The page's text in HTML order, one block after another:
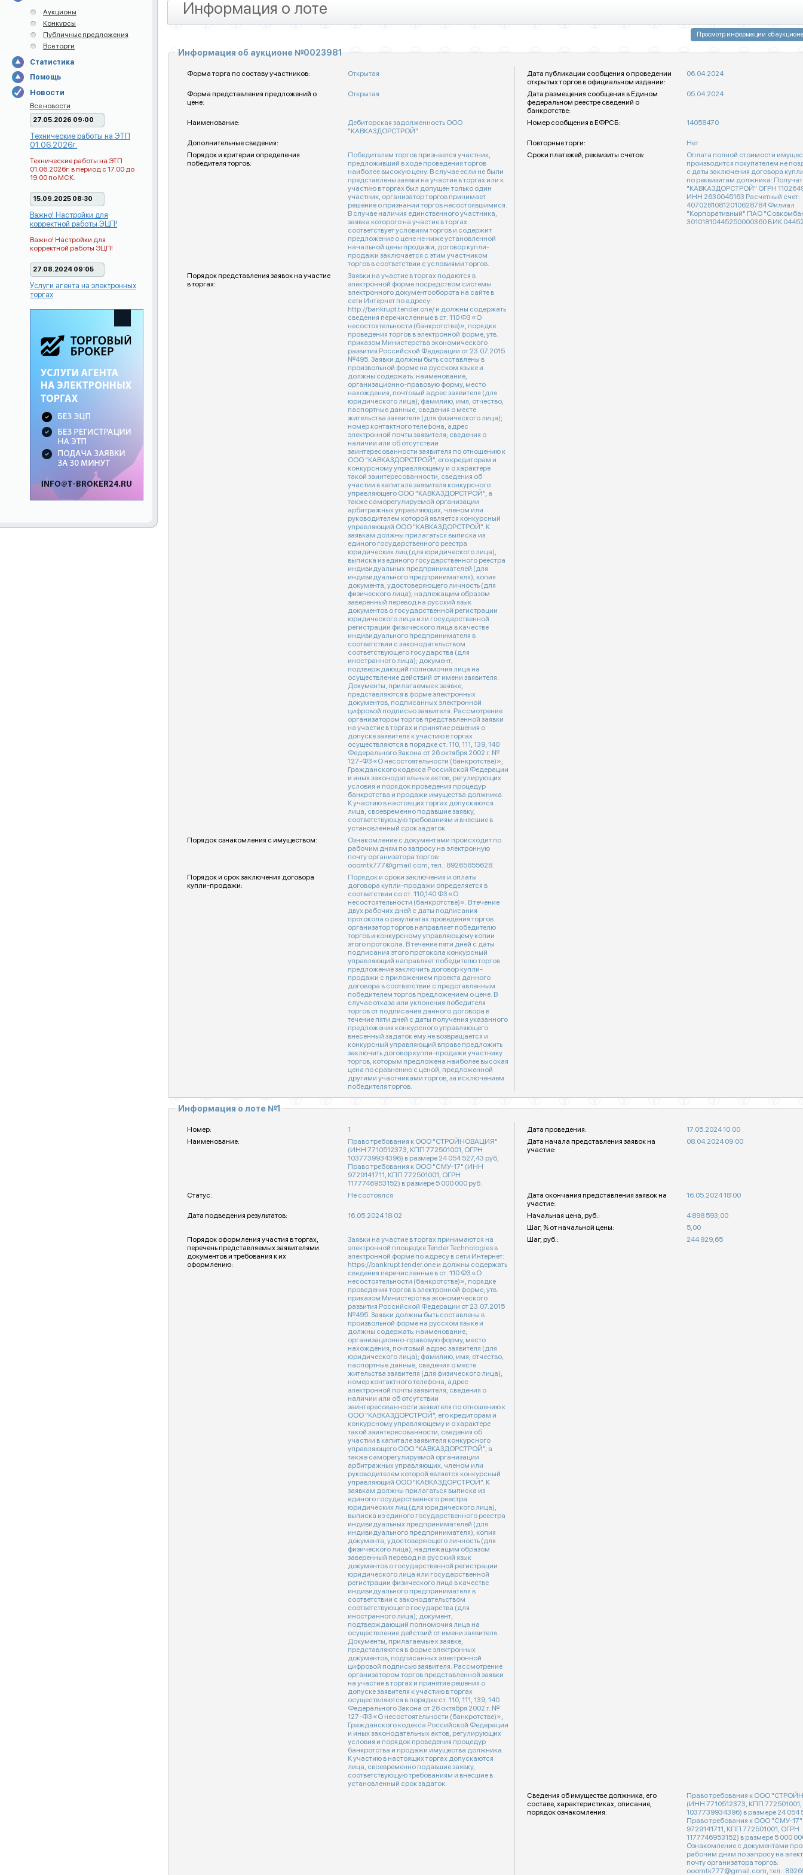
Аукционы
Конкурсы
Публичные предложения
Все торги
Статистика
Помощь
Новости
Все новости
27.05.2026 09:00
Технические работы на ЭТП
01.06.2026г.
Технические работы на ЭТП
01.06.2026г. в период с 17.00 до
19.00 по МСК.
15.09.2025 08:30
Важно! Настройки для
корректной работы ЭЦП!
Важно! Настройки для
корректной работы ЭЦП!
27.08.2024 09:05
Услуги агента на электронных
торгах
Информация о лоте
Информация об аукционе №0023981
Форма торга по составу участников: Открытая
Дата публикации сообщения о проведении
открытых торгов в официальном издании:
06.04.2024
Форма представления предложений о
цене:
Открытая
Дата размещения сообщения в Едином
федеральном реестре сведений о
банкротстве:
05.04.2024
Наименование:
Дебиторская задолженность ООО
"КАВКАЗДОРСТРОЙ"
Номер сообщения в ЕФРСБ: 14058470
Дополнительные сведения: Повторные торги:
Нет
Порядок и критерии определения
победителя торгов:
Победителем торгов признается участник,
предложивший в ходе проведения торгов
наиболее высокую цену. В случае если не были
представлены заявки на участие в торгах или к
участию в торгах был допущен только один
участник, организатор торгов принимает
решение о признании торгов несостоявшимися.
В случае наличия единственного участника,
заявка которого на участие в торгах
соответствует условиям торгов и содержит
предложение о цене не ниже установленной
начальной цены продажи, договор купли-
продажи заключается с этим участником
торгов в соответствии с условиями торгов.
Сроки платежей, реквизиты счетов:
Оплата полной стоимости
производится покупателем не
с даты заключения договора
по реквизитам должника:
"КАВКАЗДОРСТРОЙ" ОГРН 1102649001047,
ИНН 2630045163 Расчетный счет:
40702810812010628784 Филиал
"Корпоративный" ПАО "Совкомбанк"
30101810445250000360
Порядок представления заявок на участие
в торгах:
Заявки на участие в торгах подаются в
электронной форме посредством системы
электронного документооборота на сайте в
сети Интернет по адресу:
http://bankrupt.tender.one/ и должны содержать
сведения перечисленные в ст. 110 ФЗ «О
несостоятельности (банкротстве)», порядке
проведения торгов в электронной форме, утв.
приказом Министерства экономического
развития Российской Федерации от 23.07.2015
№495. Заявки должны быть составлены в
произвольной форме на русском языке и
должны содержать: наименование,
организационно-правовую форму, место
нахождения, почтовый адрес заявителя (для
юридического лица); фамилию, имя, отчество,
паспортные данные, сведения о месте
жительства заявителя (для физического лица);
номер контактного телефона, адрес
электронной почты заявителя; сведения о
наличии или об отсутствии
заинтересованности заявителя по отношению к
ООО "КАВКАЗДОРСТРОЙ", его кредиторам и
конкурсному управляющему и о характере
такой заинтересованности, сведения об
участии в капитале заявителя конкурсного
управляющего ООО "КАВКАЗДОРСТРОЙ", а
также саморегулируемой организации
арбитражных управляющих, членом или
руководителем которой является конкурсный
управляющий ООО "КАВКАЗДОРСТРОЙ". К
заявкам должны прилагаться выписка из
единого государственного реестра
юридических лиц (для юридического лица),
выписка из единого государственного реестра
индивидуальных предпринимателей (для
индивидуального предпринимателя), копия
документа, удостоверяющего личность (для
физического лица); надлежащим образом
заверенный перевод на русский язык
документов о государственной регистрации
юридического лица или государственной
регистрации физического лица в качестве
индивидуального предпринимателя в
соответствии с законодательством
соответствующего государства (для
иностранного лица); документ,
подтверждающий полномочия лица на
осуществление действий от имени заявителя.
Документы, прилагаемые к заявке,
представляются в форме электронных
документов, подписанных электронной
цифровой подписью заявителя. Рассмотрение
организатором торгов представленной заявки
на участие в торгах и принятие решения о
допуске заявителя к участию в торгах
осуществляются в порядке ст. 110, 111, 139, 140
Федерального Закона от 26 октября 2002 г. №
127-ФЗ «О несостоятельности (банкротстве)»,
Гражданского кодекса Российской Федерации
и иных законодательных актов, регулирующих
условия и порядок проведения процедур
банкротства и продажи имущества должника.
К участию в настоящих торгах допускаются
лица, своевременно подавшие заявку,
соответствующую требованиям и внесшие в
установленный срок задаток.
Порядок ознакомления с имуществом:
Ознакомление с документами происходит по
рабочим дням по запросу на электронную
почту организатора торгов:
ooomtk777@gmail.com, тел.: 89265855628.
Порядок и срок заключения договора
купли-продажи:
Порядок и сроки заключения и оплаты
договора купли-продажи определяется в
соответствии со ст. 110,140 ФЗ «О
несостоятельности (банкротстве)». В течение
двух рабочих дней с даты подписания
протокола о результатах проведения торгов
организатор торгов направляет победителю
торгов и конкурсному управляющему копии
этого протокола. В течение пяти дней с даты
подписания этого протокола конкурсный
управляющий направляет победителю торгов
предложение заключить договор купли-
продажи с приложением проекта данного
договора в соответствии с представленным
победителем торгов предложением о цене. В
случае отказа или уклонения победителя
торгов от подписания данного договора в
течение пяти дней с даты получения указанного
предложения конкурсного управляющего
внесенный задаток ему не возвращается и
конкурсный управляющий вправе предложить
заключить договор купли-продажи участнику
торгов, которым предложена наиболее высокая
цена по сравнению с ценой, предложенной
другими участниками торгов, за исключением
победителя торгов.
Информация о лоте №1
Номер: 1 Дата проведения:
17.05.2024 10:00
Наименование:
Право требования к ООО "СТРОЙНОВАЦИЯ"
(ИНН 7710512373, КПП 772501001, ОГРН
1037739934396) в размере 24 054 527,43 руб;
Право требования к ООО "СМУ-17" (ИНН
9729141711, КПП 772501001, ОГРН
1177746953152) в размере 5 000 000 руб.
Дата начала представления заявок на
участие:
08.04.2024 09:00
Статус: Не состоялся
Дата окончания представления заявок на
участие:
16.05.2024 18:00
Дата подведения результатов: 16.05.2024 18:02 Начальная цена, руб.:
4 898 593,00
Шаг, % от начальной цены:
5,00
Порядок оформления участия в торгах,
перечень представляемых заявителями
документов и требования к их
оформлению:
Заявки на участие в торгах принимаются на
электронной площадке Tender Technologies в
электронной форме по адресу в сети Интернет:
https://bankrupt.tender.one и должны содержать
сведения перечисленные в ст. 110 ФЗ «О
несостоятельности (банкротстве)», порядке
проведения торгов в электронной форме, утв.
приказом Министерства экономического
развития Российской Федерации от 23.07.2015
№495. Заявки должны быть составлены в
произвольной форме на русском языке и
должны содержать: наименование,
организационно-правовую форму, место
нахождения, почтовый адрес заявителя (для
юридического лица); фамилию, имя, отчество,
паспортные данные, сведения о месте
жительства заявителя (для физического лица);
номер контактного телефона, адрес
электронной почты заявителя; сведения о
наличии или об отсутствии
заинтересованности заявителя по отношению к
ООО "КАВКАЗДОРСТРОЙ", его кредиторам и
конкурсному управляющему и о характере
такой заинтересованности, сведения об
участии в капитале заявителя конкурсного
управляющего ООО "КАВКАЗДОРСТРОЙ", а
также саморегулируемой организации
арбитражных управляющих, членом или
руководителем которой является конкурсный
управляющий ООО "КАВКАЗДОРСТРОЙ". К
заявкам должны прилагаться выписка из
единого государственного реестра
юридических лиц (для юридического лица),
выписка из единого государственного реестра
индивидуальных предпринимателей (для
индивидуального предпринимателя), копия
документа, удостоверяющего личность (для
физического лица); надлежащим образом
заверенный перевод на русский язык
документов о государственной регистрации
юридического лица или государственной
регистрации физического лица в качестве
индивидуального предпринимателя в
соответствии с законодательством
соответствующего государства (для
иностранного лица); документ,
подтверждающий полномочия лица на
осуществление действий от имени заявителя.
Документы, прилагаемые к заявке,
представляются в форме электронных
документов, подписанных электронной
цифровой подписью заявителя. Рассмотрение
организатором торгов представленной заявки
на участие в торгах и принятие решения о
допуске заявителя к участию в торгах
осуществляются в порядке ст. 110, 111, 139, 140
Федерального Закона от 26 октября 2002 г. №
127-ФЗ «О несостоятельности (банкротстве)»,
Гражданского кодекса Российской Федерации
и иных законодательных актов, регулирующих
условия и порядок проведения процедур
банкротства и продажи имущества должника.
К участию в настоящих торгах допускаются
лица, своевременно подавшие заявку,
соответствующую требованиям и внесшие в
установленный срок задаток.
Шаг, руб.: 244 929,65
Сведения об имуществе должника, его
составе, характеристиках, описание,
порядок ознакомления:
Право требования к ООО
(ИНН 7710512373, КПП
1037739934396) в размере 24 054
Право требования к ООО "СМУ-
9729141711, КПП 772501001, ОГРН
1177746953152) в размере 5 000
Ознакомление с документами
рабочим дням по запросу на
почту организатора торгов:
ooomtk777@gmail.com, тел.: